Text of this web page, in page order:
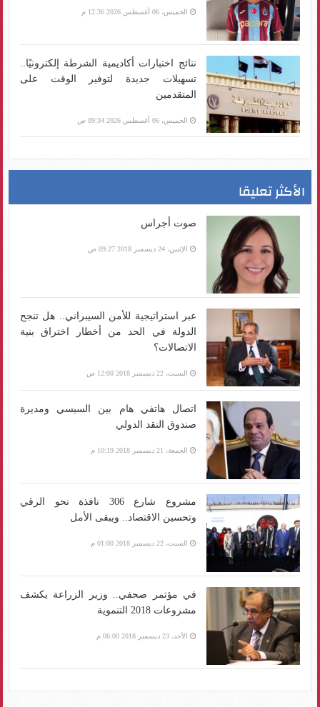
الخميس، 06 أغسطس 2026 12:36 م
نتائج اختبارات أكاديمية الشرطة إلكترونيًا..
تسهيلات جديدة لتوفير الوقت على
المتقدمين
الخميس، 06 أغسطس 2026 09:34 ص
الأكثر تعليقا
صوت أجراس
الإثنين، 24 ديسمبر 2018 09:27 ص
عبر استراتيجية للأمن السيبراني.. هل تنجح
الدولة في الحد من أخطار اختراق بنية
الاتصالات؟
السبت، 22 ديسمبر 2018 12:00 ص
اتصال هاتفي هام بين السيسي ومديرة
صندوق النقد الدولي
الجمعة، 21 ديسمبر 2018 10:19 م
مشروع شارع 306 نافذة نحو الرقي
وتحسين الاقتصاد.. ويبقى الأمل
السبت، 22 ديسمبر 2018 01:00 م
في مؤتمر صحفي.. وزير الزراعة يكشف
مشروعات 2018 التنموية
الأحد، 23 ديسمبر 2018 06:00 م